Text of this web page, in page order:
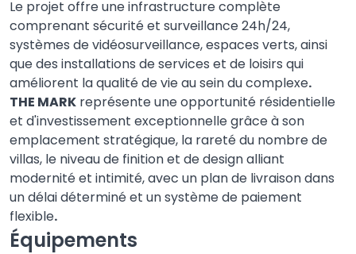
Le projet offre une infrastructure complète
comprenant sécurité et surveillance 24h/24,
systèmes de vidéosurveillance, espaces verts, ainsi
que des installations de services et de loisirs qui
améliorent la qualité de vie au sein du complexe.
THE MARK représente une opportunité résidentielle
et d'investissement exceptionnelle grâce à son
emplacement stratégique, la rareté du nombre de
villas, le niveau de finition et de design alliant
modernité et intimité, avec un plan de livraison dans
un délai déterminé et un système de paiement
flexible.
Équipements